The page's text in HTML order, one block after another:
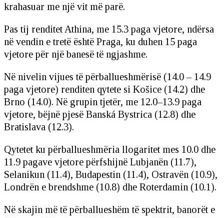
krahasuar me një vit më parë.
Pas tij renditet Athina, me 15.3 paga vjetore, ndërsa
në vendin e tretë është Praga, ku duhen 15 paga
vjetore për një banesë të ngjashme.
Në nivelin vijues të përballueshmërisë (14.0 – 14.9
paga vjetore) renditen qytete si Košice (14.2) dhe
Brno (14.0). Në grupin tjetër, me 12.0–13.9 paga
vjetore, bëjnë pjesë Banská Bystrica (12.8) dhe
Bratislava (12.3).
Qytetet ku përballueshmëria llogaritet mes 10.0 dhe
11.9 pagave vjetore përfshijnë Lubjanën (11.7),
Selanikun (11.4), Budapestin (11.4), Ostravën (10.9),
Londrën e brendshme (10.8) dhe Roterdamin (10.1).
Në skajin më të përballueshëm të spektrit, banorët e